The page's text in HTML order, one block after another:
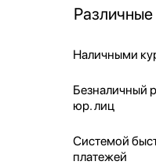
Наличными
Безналичный
юр. лиц
Системой
платежей